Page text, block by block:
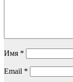
Имя *
Email *